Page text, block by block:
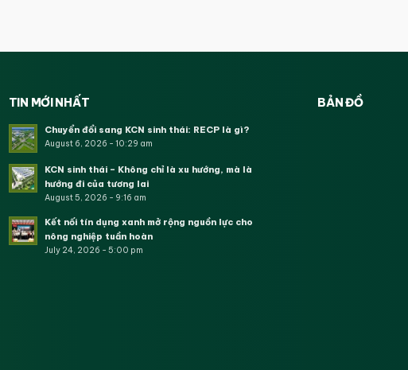
TIN MỚI NHẤT
Chuyển đổi sang KCN sinh thái: RECP là gì?
August 6, 2026 - 10:29 am
KCN sinh thái – Không chỉ là xu hướng, mà là
hướng đi của tương lai
August 5, 2026 - 9:16 am
Kết nối tín dụng xanh mở rộng nguồn lực cho
nông nghiệp tuần hoàn
July 24, 2026 - 5:00 pm
BẢN ĐỒ